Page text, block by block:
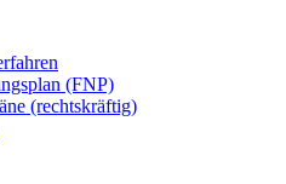
(FNP)
(rechtskräftig)